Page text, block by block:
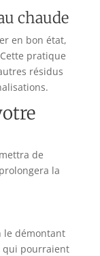
chaude
en bon état,
pratique
résidus
de
la
démontant
qui pourraient